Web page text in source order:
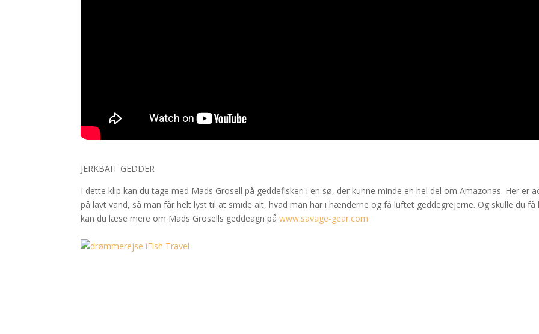
JERKBAIT GEDDER
I dette klip kan du tage med Mads Grosell på geddefiskeri i en sø, der kunne minde en hel del om Amazonas. Her er
på lavt vand, så man får helt lyst til at smide alt, hvad man har i hænderne og få luftet geddegrejerne. Og skulle du få
kan du læse mere om Mads Grosells geddeagn påwww.savage-gear.com